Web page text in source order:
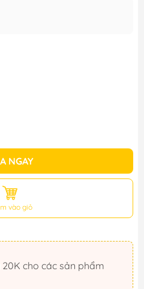
NGAY
vào giỏ